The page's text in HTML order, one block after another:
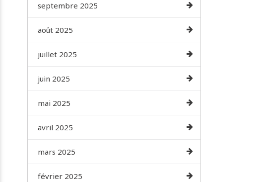
septembre 2025
août 2025
juillet 2025
juin 2025
mai 2025
avril 2025
mars 2025
février 2025